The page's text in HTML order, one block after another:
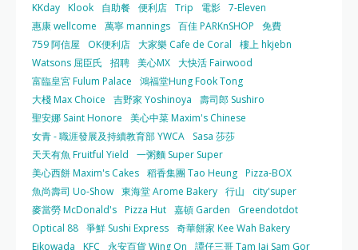
KKday Klook 自助餐 便利店 Trip 電影 7-Eleven
惠康 wellcome
萬寧 mannings 百佳 PARKnSHOP
免費
759 阿信屋
OK便利店 大家樂 Cafe de Coral
樓上 hkjebn
Watsons 屈臣氏
招聘 美心MX 大快活 Fairwood
富臨皇宮 Fulum Palace
鴻福堂Hung Fook Tong
大棧 Max Choice
吉野家 Yoshinoya
壽司郎 Sushiro
聖安娜 Saint Honore
美心中菜 Maxim's Chinese
女青 - 職涯發展及持續教育部 YWCA
Sasa 莎莎
天天有魚 Fruitful Yield
一粥麵 Super Super
美心西餅 Maxim's Cakes 稻香集團 Tao Heung Pizza-BOX
魚尚壽司 Uo-Show 東海堂 Arome Bakery 行山
city'super
麥當勞 McDonald's Pizza Hut 嘉頓 Garden
Greendotdot
Optical 88 爭鮮 Sushi Express 奇華餅家 Kee Wah Bakery
Eikowada
KFC 永安百貨 Wing On
譚仔三哥 Tam Jai Sam Gor